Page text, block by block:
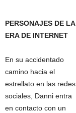
PERSONAJES DE LA
ERA DE INTERNET
En su accidentado
camino hacia el
estrellato en las redes
sociales, Danni entra
en contacto con un